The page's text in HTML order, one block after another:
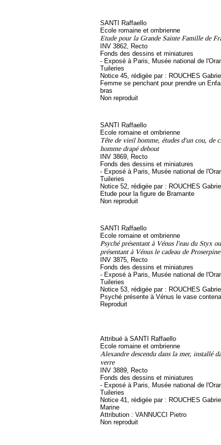
SANTI Raffaello
Ecole romaine et ombrienne
Etude pour la Grande Sainte Famille de
INV 3862, Recto
Fonds des dessins et miniatures
- Exposé à Paris, Musée national de
Tuileries
Notice 45, rédigée par : ROUCHES
Femme se penchant pour prendre un
bras
Non reproduit
SANTI Raffaello
Ecole romaine et ombrienne
Tête de vieil homme, études d'un cou, de
homme drapé debout
INV 3869, Recto
Fonds des dessins et miniatures
- Exposé à Paris, Musée national de
Tuileries
Notice 52, rédigée par : ROUCHES
Etude pour la figure de Bramante
Non reproduit
SANTI Raffaello
Ecole romaine et ombrienne
Psyché présentant à Vénus l'eau du Styx
présentant à Vénus le cadeau de Proserpine
INV 3875, Recto
Fonds des dessins et miniatures
- Exposé à Paris, Musée national de
Tuileries
Notice 53, rédigée par : ROUCHES
Psyché présente à Vénus le vase
Reproduit
Attribué à SANTI Raffaello
Ecole romaine et ombrienne
Alexandre descendu dans la mer, installé
verre
INV 3889, Recto
Fonds des dessins et miniatures
- Exposé à Paris, Musée national de
Tuileries
Notice 41, rédigée par : ROUCHES
Marine
Attribution : VANNUCCI Pietro
Non reproduit